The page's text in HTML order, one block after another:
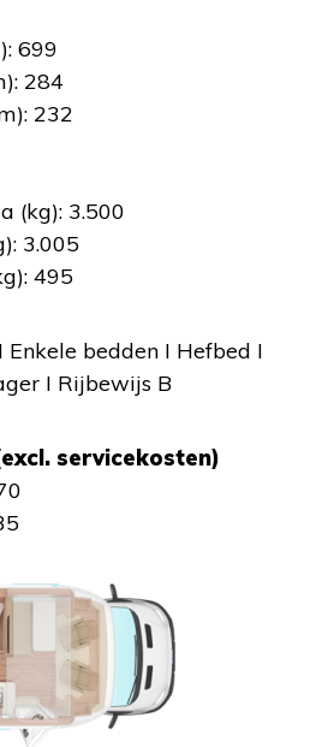
699
284
232
(kg): 3.500
3.005
495
bedden I Hefbed I
I Rijbewijs B
servicekosten)